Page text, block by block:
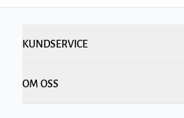
KUNDSERVICE
OM OSS